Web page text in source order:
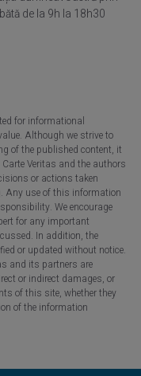
de la 9h la 18h30
for informational
Although we strive to
of the published content, it
Veritas and the authors
or actions taken
Any use of this information
We encourage
for any important
In addition, the
or updated without notice.
and its partners are
or indirect damages, or
of this site, whether they
of the information